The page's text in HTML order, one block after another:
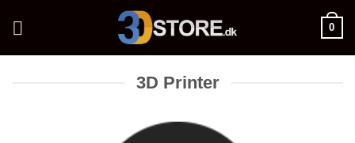
0
3D Printer